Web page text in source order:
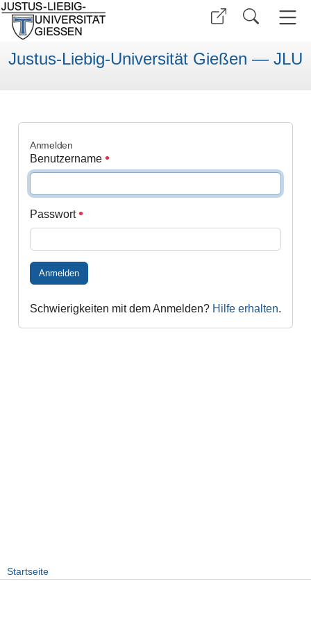
Justus-Liebig-Universität Gießen — JLU
Anmelden
Benutzername
Passwort
Anmelden
Schwierigkeiten mit dem Anmelden? Hilfe erhalten.
Startseite